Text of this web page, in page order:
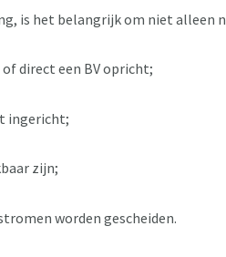
is het belangrijk om niet alleen
direct een BV opricht;
ingericht;
zijn;
worden gescheiden.